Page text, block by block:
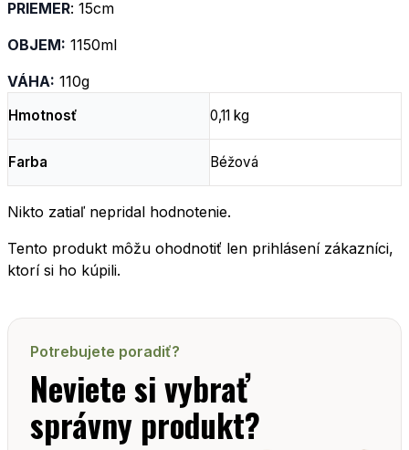
PRIEMER: 15cm
OBJEM: 1150ml
VÁHA: 110g
Hmotnosť 0,11 kg
Farba Béžová
Nikto zatiaľ nepridal hodnotenie.
Tento produkt môžu ohodnotiť len prihlásení zákazníci,
ktorí si ho kúpili.
Potrebujete poradiť?
Neviete si vybrať
správny produkt?